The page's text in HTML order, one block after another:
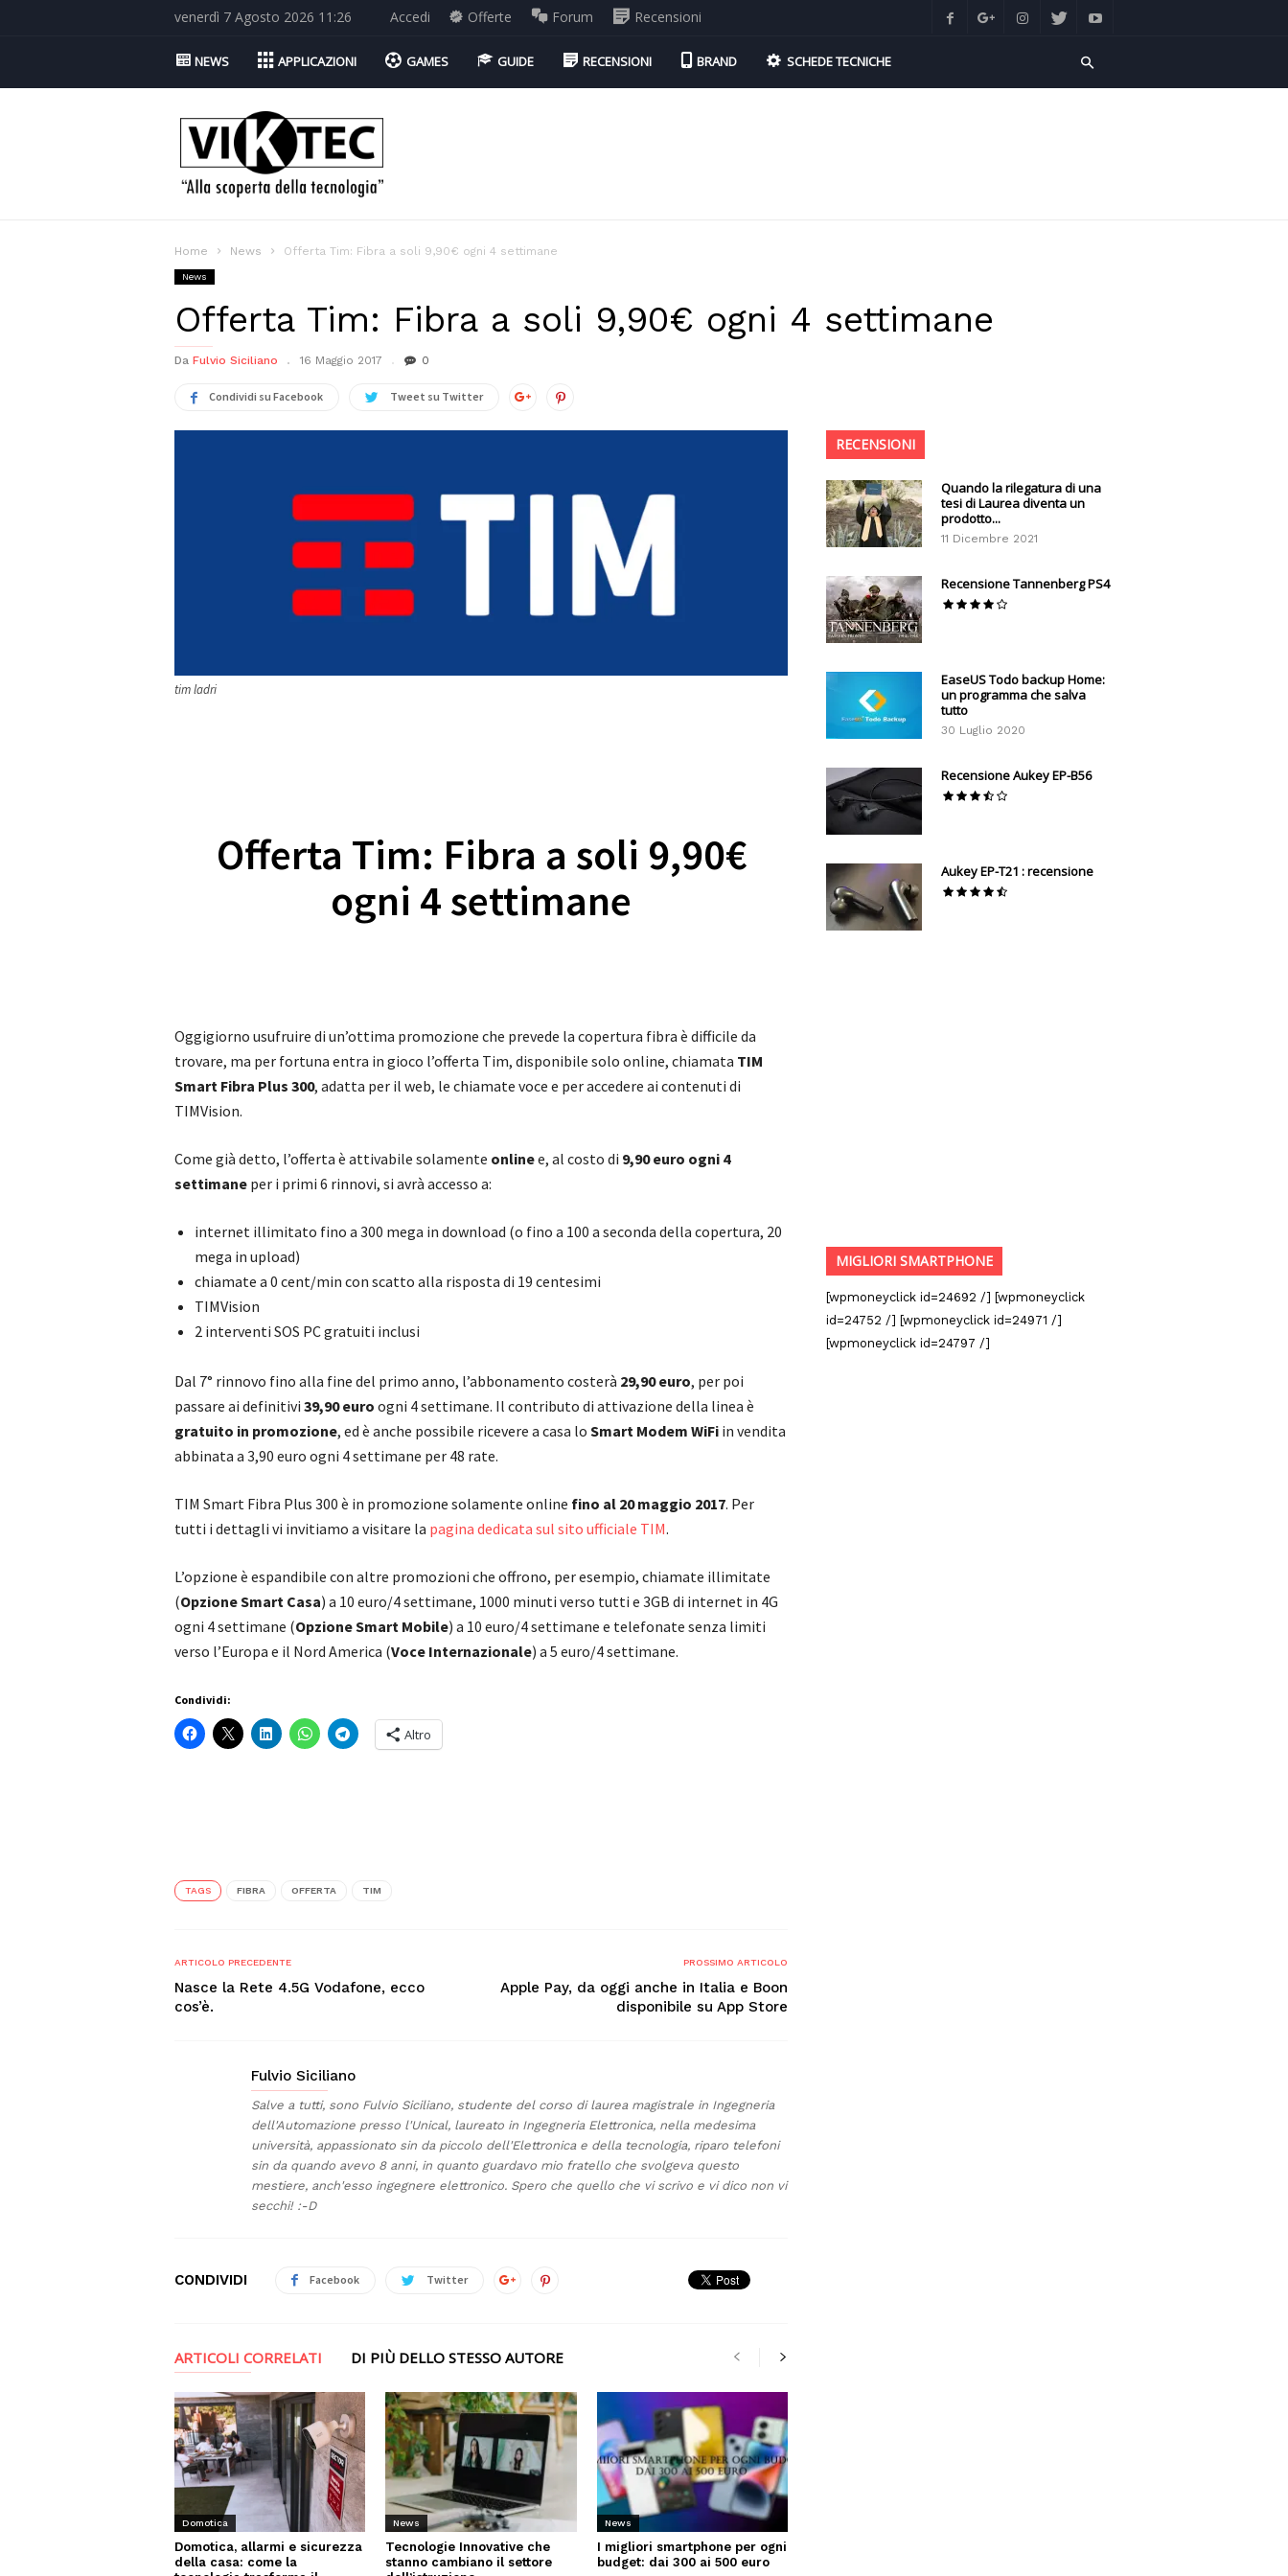
venerdì 7 Agosto 2026 11:26 Accedi Offerte Forum Recensioni
NEWS APPLICAZIONI GAMES GUIDE RECENSIONI BRAND SCHEDE TECNICHE
Viktec.net
Home News Offerta Tim: Fibra a soli 9,90€ ogni 4 settimane
News
Offerta Tim: Fibra a soli 9,90€ ogni 4 settimane
Da Fulvio Siciliano 16 Maggio 2017 0
Condividi su Facebook Tweet su Twitter
tim ladri
Offerta Tim: Fibra a soli 9,90€
ogni 4 settimane
Oggigiorno usufruire di un’ottima promozione che prevede la copertura fibra è difficile da
trovare, ma per fortuna entra in gioco l’offerta Tim, disponibile solo online, chiamata TIM
Smart Fibra Plus 300, adatta per il web, le chiamate voce e per accedere ai contenuti di
TIMVision.
Come già detto, l’offerta è attivabile solamente onlinee, al costo di 9,90 euro ogni 4
settimane per i primi 6 rinnovi, si avrà accesso a:
internet illimitato fino a 300 mega in download (o fino a 100 a seconda della copertura, 20
mega in upload)
chiamate a 0 cent/min con scatto alla risposta di 19 centesimi
TIMVision
2 interventi SOS PC gratuiti inclusi
Dal 7° rinnovo fino alla fine del primo anno, l’abbonamento costerà 29,90 euro, per poi
passare ai definitivi 39,90 euro ogni 4 settimane. Il contributo di attivazione della linea è
gratuito in promozione, ed è anche possibile ricevere a casa lo Smart Modem WiFi in vendita
abbinata a 3,90 euro ogni 4 settimane per 48 rate.
TIM Smart Fibra Plus 300 è in promozione solamente online fino al 20 maggio 2017. Per
tutti i dettagli vi invitiamo a visitare la pagina dedicata sul sito ufficiale TIM.
L’opzione è espandibile con altre promozioni che offrono, per esempio, chiamate illimitate
(Opzione Smart Casa) a 10 euro/4 settimane, 1000 minuti verso tutti e 3GB di internet in 4G
ogni 4 settimane (Opzione Smart Mobile) a 10 euro/4 settimane e telefonate senza limiti
verso l’Europa e il Nord America (Voce Internazionale) a 5 euro/4 settimane.
Condividi:
Altro
TAGS FIBRA OFFERTA TIM
ARTICOLO PRECEDENTE
Nasce la Rete 4.5G Vodafone, ecco
cos’è.
PROSSIMO ARTICOLO
Apple Pay, da oggi anche in Italia e Boon
disponibile su App Store
Fulvio Siciliano
Salve a tutti, sono Fulvio Siciliano, studente del corso di laurea magistrale in Ingegneria
dell'Automazione presso l'Unical, laureato in Ingegneria Elettronica, nella medesima
università, appassionato sin da piccolo dell'Elettronica e della tecnologia, riparo telefoni
sin da quando avevo 8 anni, in quanto guardavo mio fratello che svolgeva questo
mestiere, anch'esso ingegnere elettronico. Spero che quello che vi scrivo e vi dico non vi
secchi! :-D
CONDIVIDI Facebook Twitter
ARTICOLI CORRELATI DI PIÙ DELLO STESSO AUTORE
Domotica
Domotica, allarmi e sicurezza
della casa: come la
News
Tecnologie Innovative che
stanno cambiano il settore
News
I migliori smartphone per ogni
budget: dai 300 ai 500 euro
RECENSIONI
Quando la rilegatura di una
tesi di Laurea diventa un
prodotto...
11 Dicembre 2021
Recensione Tannenberg PS4
EaseUS Todo backup Home:
un programma che salva
tutto
30 Luglio 2020
Recensione Aukey EP-B56
Aukey EP-T21 : recensione
MIGLIORI SMARTPHONE
[wpmoneyclick id=24692 /] [wpmoneyclick
id=24752 /] [wpmoneyclick id=24971 /]
[wpmoneyclick id=24797 /]